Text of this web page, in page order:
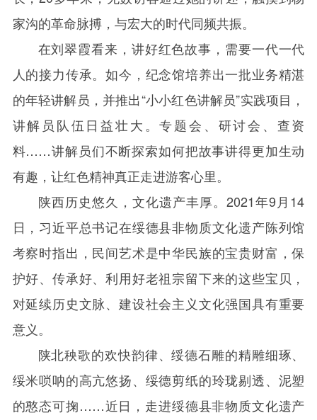
家沟的革命脉搏，与宏大的时代同频共振。
在刘翠霞看来，讲好红色故事，需要一代一代
人的接力传承。如今，纪念馆培养出一批业务精湛
的年轻讲解员，并推出“小小红色讲解员”实践项目，
讲解员队伍日益壮大。专题会、研讨会、查资
料……讲解员们不断探索如何把故事讲得更加生动
有趣，让红色精神真正走进游客心里。
陕西历史悠久，文化遗产丰厚。2021年9 月 14
日，习近平总书记在绥德县非物质文化遗产陈列馆
考察时指出，民间艺术是中华民族的宝贵财富，保
护好、传承好、利用好老祖宗留下来的这些宝贝，
对延续历史文脉、建设社会主义文化强国具有重要
意义。
陕北秧歌的欢快韵律、绥德石雕的精雕细琢、
绥米唢呐的高亢悠扬、绥德剪纸的玲珑剔透、泥塑
的憨态可掬……近日，走进绥德县非物质文化遗产